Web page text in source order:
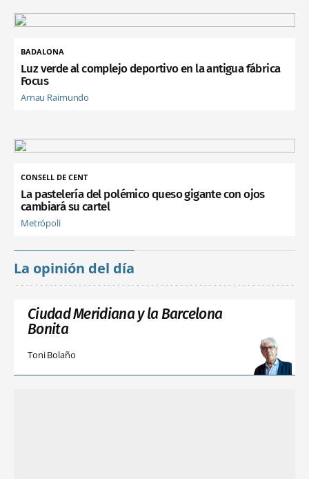
BADALONA
Luz verde al complejo deportivo en la antigua fábrica
Focus
Arnau Raimundo
CONSELL DE CENT
La pastelería del polémico queso gigante con ojos
cambiará su cartel
Metrópoli
La opinión del día
Ciudad Meridiana y la Barcelona
Bonita
Toni Bolaño